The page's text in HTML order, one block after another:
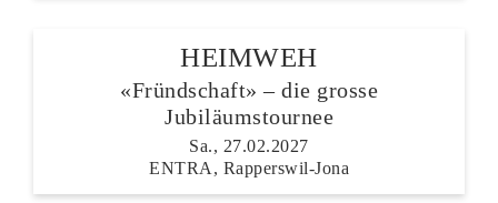
HEIMWEH
«Fründschaft» – die grosse
Jubiläumstournee
Sa., 27.02.2027
ENTRA, Rapperswil-Jona